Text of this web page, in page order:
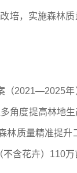
培，实施森林质
（2021—2025
角度提高林地
林质量精准提升
含花卉）110万